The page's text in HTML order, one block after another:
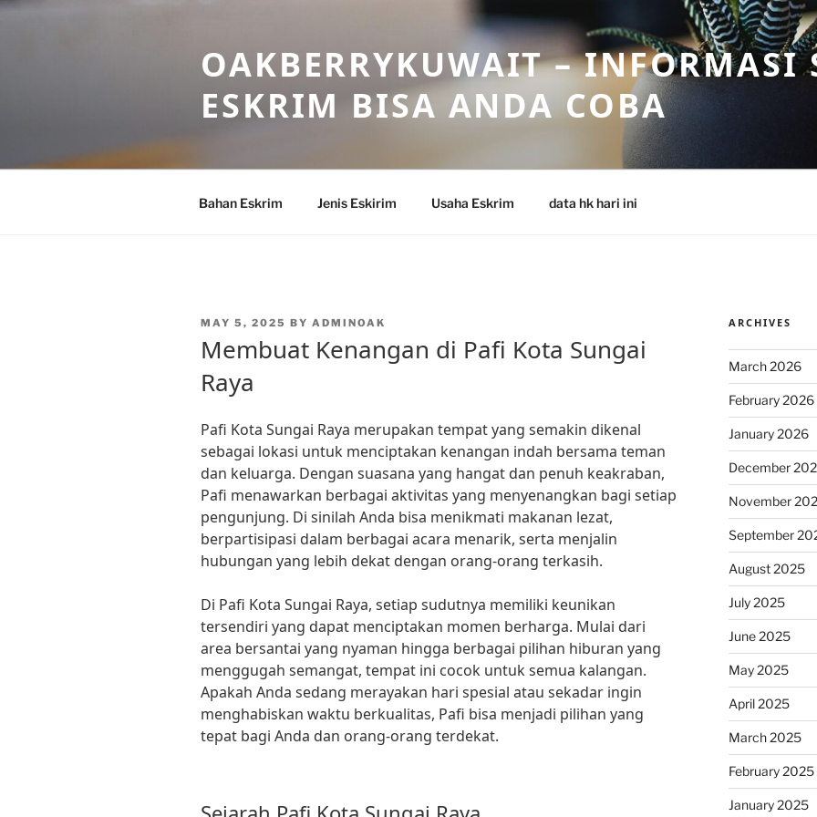
Skip
OAKBERRYKUWAIT – INFORMASI
ESKRIM BISA ANDA COBA
Bahan Eskrim Jenis Eskirim Usaha Eskrim data hk hari ini
POSTED
MAY 5, 2025 BY ADMINOAK
Membuat Kenangan di Pafi Kota Sungai
Raya
Pafi Kota Sungai Raya merupakan tempat yang semakin dikenal
sebagai lokasi untuk menciptakan kenangan indah bersama teman
dan keluarga. Dengan suasana yang hangat dan penuh keakraban,
Pafi menawarkan berbagai aktivitas yang menyenangkan bagi setiap
pengunjung. Di sinilah Anda bisa menikmati makanan lezat,
berpartisipasi dalam berbagai acara menarik, serta menjalin
hubungan yang lebih dekat dengan orang-orang terkasih.
Di Pafi Kota Sungai Raya, setiap sudutnya memiliki keunikan
tersendiri yang dapat menciptakan momen berharga. Mulai dari
area bersantai yang nyaman hingga berbagai pilihan hiburan yang
menggugah semangat, tempat ini cocok untuk semua kalangan.
Apakah Anda sedang merayakan hari spesial atau sekadar ingin
menghabiskan waktu berkualitas, Pafi bisa menjadi pilihan yang
tepat bagi Anda dan orang-orang terdekat.
ARCHIVES
March 2026
February 2026
January 2026
December
November
September
August 2025
July 2025
June 2025
May 2025
April 2025
March 2025
February 2025
January 2025